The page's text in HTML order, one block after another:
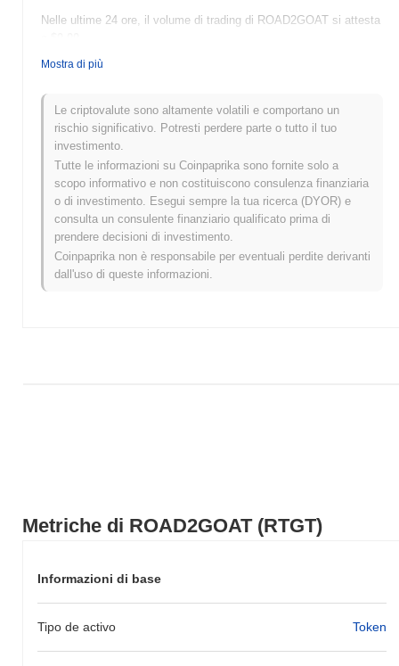
Metriche di ROAD2GOAT (RTGT)
Informazioni di base
Tipo de activo Token
Nelle ultime 24 ore, il volume di trading di ROAD2GOAT si attesta
Qual è lo storico della fascia di prezzo di
Massimo Storico (ATH):$0.032615
Minimo Storico (ATL): $0.00
ROAD2GOAT è attualmente scambiato~100.00%al di sotto del
suo ATH .
Come si sta comportando ROAD2GOAT rispetto al
mercato crypto più ampio?
Negli ultimi 7 giorni, ROAD2GOAT ha guadagnato
sottoperformando il mercato crypto complessivo che ha registrato
Mostra di più
Le criptovalute sono altamente volatili e comportano un
rischio significativo. Potresti perdere parte o tutto il tuo
investimento.
Tutte le informazioni su Coinpaprika sono fornite solo a
scopo informativo e non costituiscono consulenza finanziaria
o di investimento. Esegui sempre la tua ricerca (DYOR) e
consulta un consulente finanziario qualificato prima di
prendere decisioni di investimento.
Coinpaprika non è responsabile per eventuali perdite derivanti
dall'uso di queste informazioni.